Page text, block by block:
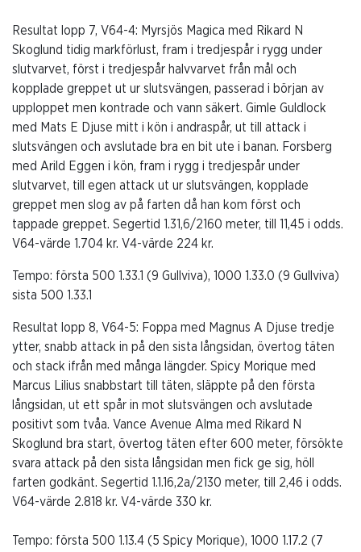
Resultat lopp 7, V64-4: Myrsjös Magica med Rikard N
Skoglund tidig markförlust, fram i tredjespår i rygg under
slutvarvet, först i tredjespår halvvarvet från mål och
kopplade greppet ut ur slutsvängen, passerad i början av
upploppet men kontrade och vann säkert. Gimle Guldlock
med Mats E Djuse mitt i kön i andraspår, ut till attack i
slutsvängen och avslutade bra en bit ute i banan. Forsberg
med Arild Eggen i kön, fram i rygg i tredjespår under
slutvarvet, till egen attack ut ur slutsvängen, kopplade
greppet men slog av på farten då han kom först och
tappade greppet. Segertid 1.31,6/2160 meter, till 11,45 i odds.
V64-värde 1.704 kr. V4-värde 224 kr.
Tempo: första 500 1.33.1 (9 Gullviva), 1000 1.33.0 (9 Gullviva)
sista 500 1.33.1
Resultat lopp 8, V64-5: Foppa med Magnus A Djuse tredje
ytter, snabb attack in på den sista långsidan, övertog täten
och stack ifrån med många längder. Spicy Morique med
Marcus Lilius snabbstart till täten, släppte på den första
långsidan, ut ett spår in mot slutsvängen och avslutade
positivt som tvåa. Vance Avenue Alma med Rikard N
Skoglund bra start, övertog täten efter 600 meter, försökte
svara attack på den sista långsidan men fick ge sig, höll
farten godkänt. Segertid 1.1.16,2a/2130 meter, till 2,46 i odds.
V64-värde 2.818 kr. V4-värde 330 kr.
Tempo: första 500 1.13.4 (5 Spicy Morique), 1000 1.17.2 (7